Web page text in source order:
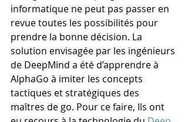
informatique ne peut pas passer en
revue toutes les possibilités pour
prendre la bonne décision. La
solution envisagée par les ingénieurs
de DeepMind a été d’apprendre à
AlphaGo à imiter les concepts
tactiques et stratégiques des
maîtres de go. Pour ce faire, Ils ont